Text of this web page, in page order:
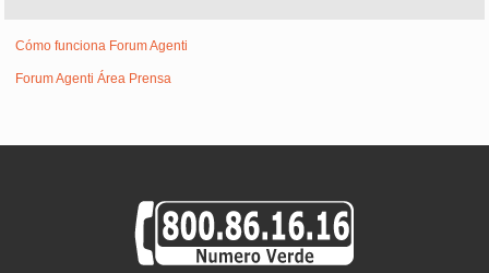
Cómo funciona Forum Agenti
Forum Agenti Área Prensa